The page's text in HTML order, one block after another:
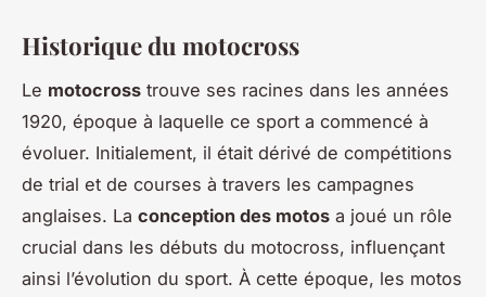
Historique du motocross
Le motocross trouve ses racines dans les années
1920, époque à laquelle ce sport a commencé à
évoluer. Initialement, il était dérivé de compétitions
de trial et de courses à travers les campagnes
anglaises. La conception des motos a joué un rôle
crucial dans les débuts du motocross, influençant
ainsi l’évolution du sport. À cette époque, les motos